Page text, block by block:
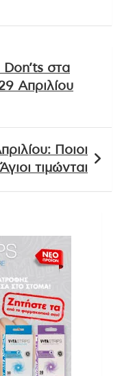
στα
Απριλίου
Ποιοι
τιμώνται